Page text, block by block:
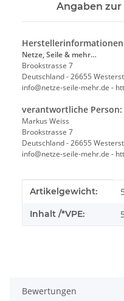
Angaben
Netze, Seile & mehr…
Brookstrasse 7
Deutschland - 26655
info@netze-seile-mehr.de -
verantwortliche Person:
Markus Weiss
Brookstrasse 7
Deutschland - 26655
info@netze-seile-mehr.de -
Produkteigenschaft
Wert
Artikelgewicht:
Inhalt /*VPE:
Bewertungen